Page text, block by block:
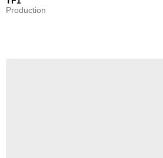
Production